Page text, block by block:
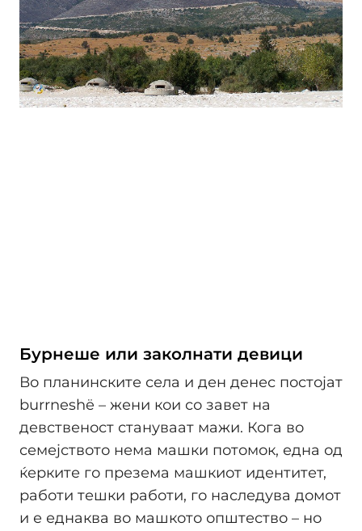
Бурнеше или заколнати девици
Во планинските села и ден денес постојат
burrneshë – жени кои со завет на
девственост стануваат мажи. Кога во
семејството нема машки потомок, една од
ќерките го презема машкиот идентитет,
работи тешки работи, го наследува домот
и е еднаква во машкото општество – но